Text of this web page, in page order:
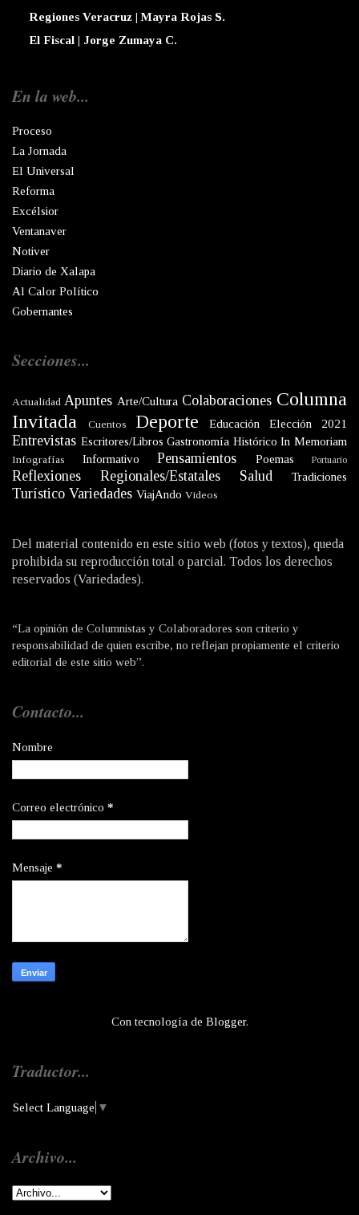
Regiones Veracruz | Mayra Rojas S.
El Fiscal | Jorge Zumaya C.
En la web...
Proceso
La Jornada
El Universal
Reforma
Excélsior
Ventanaver
Notiver
Diario de Xalapa
Al Calor Político
Gobernantes
Secciones...
Actualidad Apuntes Arte/Cultura Colaboraciones Columna
Invitada
Cuentos Deporte Educación Elección 2021
Entrevistas Escritores/Libros Gastronomía Histórico In Memoriam
Infografías Informativo Pensamientos Poemas Portuario
Reflexiones Regionales/Estatales Salud Tradiciones
Turístico Variedades ViajAndo Videos
Del material contenido en este sitio web (fotos y textos), queda
prohibida su reproducción total o parcial. Todos los derechos
reservados (Variedades).
“La opinión de Columnistas y Colaboradores son criterio y
responsabilidad de quien escribe, no reflejan propiamente el criterio
editorial de este sitio web”.
Contacto...
Nombre
Correo electrónico *
Mensaje *
Con tecnología de Blogger.
Traductor...
Select Language ▼
Archivo...